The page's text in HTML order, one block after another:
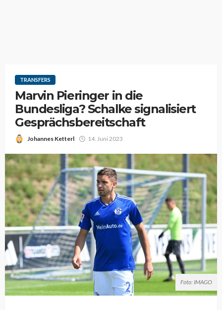
TRANSFERS
Marvin Pieringer in die
Bundesliga? Schalke signalisiert
Gesprächsbereitschaft
Johannes Ketterl 14. Juni 2023
Foto: IMAGO